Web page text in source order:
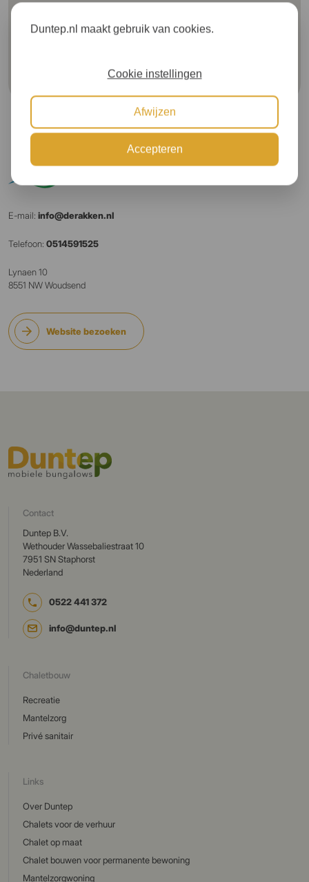
E-mail: info@derakken.nl
Telefoon: 0514591525
Lynaen 10
8551 NW Woudsend
Website bezoeken
Contact
Duntep B.V.
Wethouder Wassebaliestraat 10
7951 SN Staphorst
Nederland
0522 441 372
info@duntep.nl
Chaletbouw
Recreatie
Mantelzorg
Privé sanitair
Links
Over Duntep
Chalets voor de verhuur
Chalet op maat
Chalet bouwen voor permanente bewoning
Mantelzorgwoning
Duntep.nl maakt gebruik van cookies.
Cookie instellingen
Afwijzen
Accepteren